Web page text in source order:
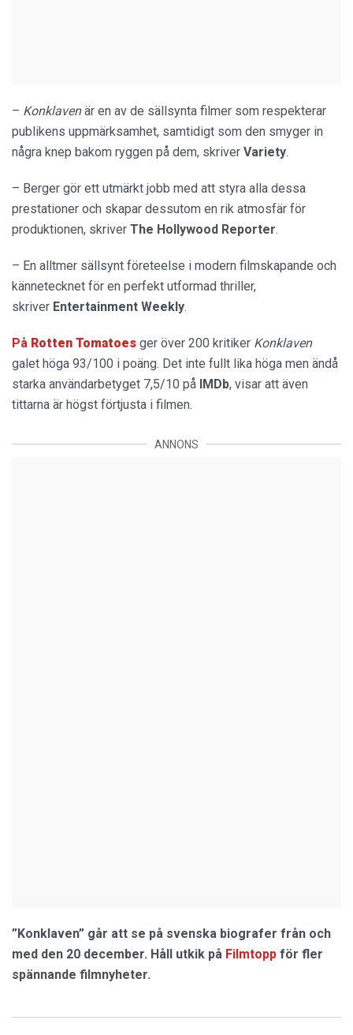
– Konklavenär en av de sällsynta filmer som respekterar
publikens uppmärksamhet, samtidigt som den smyger in
några knep bakom ryggen på dem, skriver Variety.
– Berger gör ett utmärkt jobb med att styra alla dessa
prestationer och skapar dessutom en rik atmosfär för
produktionen, skriver The Hollywood Reporter.
– En alltmer sällsynt företeelse i modern filmskapande och
kännetecknet för en perfekt utformad thriller,
skriver Entertainment Weekly.
På Rotten Tomatoes ger över 200 kritiker Konklaven
galet höga 93/100 i poäng. Det inte fullt lika höga men ändå
starka användarbetyget 7,5/10 på IMDb, visar att även
tittarna är högst förtjusta i filmen.
ANNONS
”Konklaven” går att se på svenska biografer från och
med den 20 december. Håll utkik på Filmtopp för fler
spännande filmnyheter.